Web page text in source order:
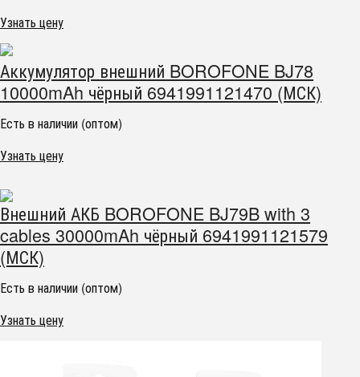
Узнать цену
Аккумулятор внешний BOROFONE BJ78
10000mAh чёрный 6941991121470 (МСК)
Есть в наличии (оптом)
Узнать цену
Внешний АКБ BOROFONE BJ79B with 3
cables 30000mAh чёрный 6941991121579
(МСК)
Есть в наличии (оптом)
Узнать цену